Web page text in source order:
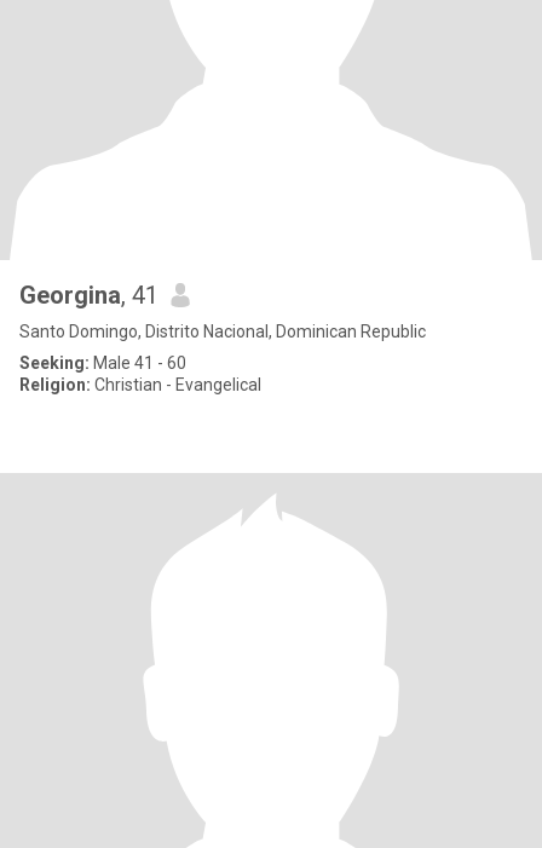
Georgina, 41
Santo Domingo, Distrito Nacional, Dominican Republic
Seeking: Male 41 - 60
Religion: Christian - Evangelical